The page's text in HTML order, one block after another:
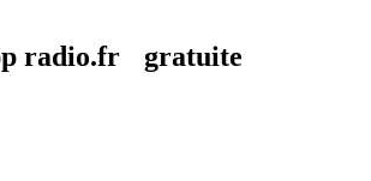
radio.fr gratuite